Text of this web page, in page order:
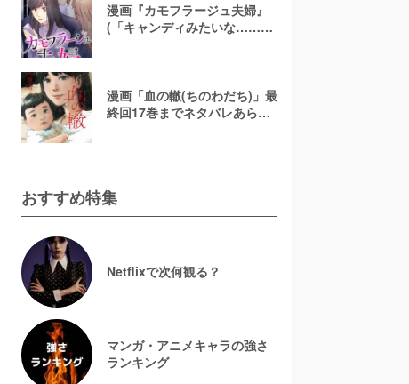
漫画『カモフラージュ夫婦』
(「キャンディみたいな……」)
漫画「血の轍(ちのわだち)」最
終回17巻までネタバレあらす
おすすめ特集
Netflixで次何観る？
マンガ・アニメキャラの強さ
ランキング